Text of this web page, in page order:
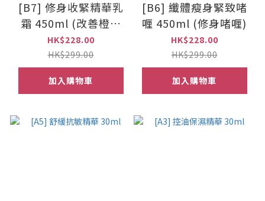
[B7] 修身收緊精華乳
霜 450ml (改善橙皮
紋)
HK$228.00
HK$299.00
加入購物車
[B6] 纖體瘦身緊致啫
喱 450ml (修身啫喱)
HK$228.00
HK$299.00
加入購物車